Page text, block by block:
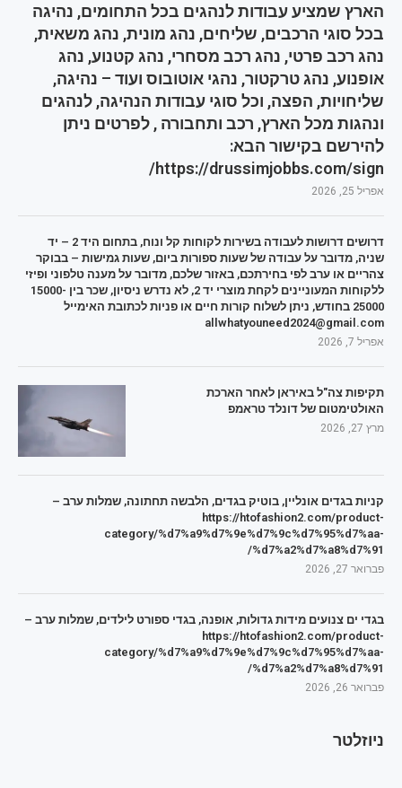
הארץ שמציע עבודות לנהגים בכל התחומים, נהיגה
בכל סוגי הרכבים, שליחים, נהג מונית, נהג משאית,
נהג רכב פרטי, נהג רכב מסחרי, נהג קטנוע, נהג
אופנוע, נהג טרקטור, נהגי אוטובוס ועוד – נהיגה,
שליחויות, הפצה, וכל סוגי עבודות הנהיגה, לנהגים
ונהגות מכל הארץ, רכב ותחבורה , לפרטים ניתן
להירשם בקישור הבא:
https://drussimjobbs.com/sign/
אפריל 25, 2026
דרושים דרושות לעבודה בשירות לקוחות קל ונוח, בתחום היד 2 – יד
שניה, מדובר על עבודה של שעות ספורות ביום, שעות גמישות – בבוקר
צהריים או ערב לפי בחירתכם, באזור שלכם, מדובר על מענה טלפוני ופיזי
ללקוחות המעוניינים לקחת מוצרי יד 2, לא נדרש ניסיון, שכר בין 15000-
25000 בחודש, ניתן לשלוח קורות חיים או פניות לכתובת האימייל
allwhatyouneed2024@gmail.com
אפריל 7, 2026
תקיפות צה"ל באיראן לאחר הארכת
האולטימטום של דונלד טראמפ
מרץ 27, 2026
קניות בגדים אונליין, בוטיק בגדים, הלבשה תחתונה, שמלות ערב –
https://htofashion2.com/product-
category/%d7%a9%d7%9e%d7%9c%d7%95%d7%aa-
%d7%a2%d7%a8%d7%91/
פברואר 27, 2026
בגדי ים צנועים מידות גדולות, אופנה, בגדי ספורט לילדים, שמלות ערב –
https://htofashion2.com/product-
category/%d7%a9%d7%9e%d7%9c%d7%95%d7%aa-
%d7%a2%d7%a8%d7%91/
פברואר 26, 2026
ניוזלטר